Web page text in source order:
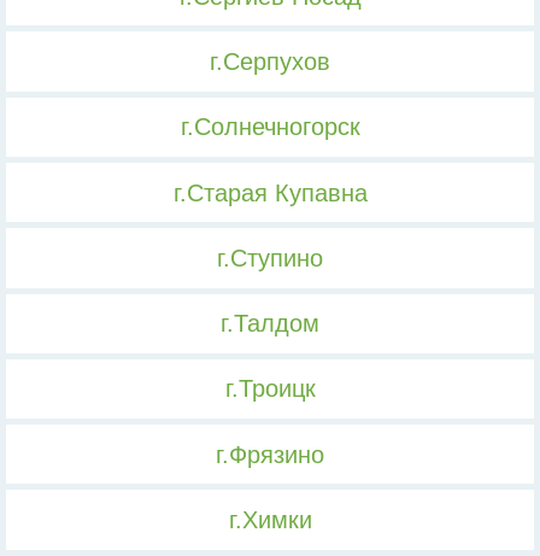
г.Серпухов
г.Солнечногорск
г.Старая Купавна
г.Ступино
г.Талдом
г.Троицк
г.Фрязино
г.Химки